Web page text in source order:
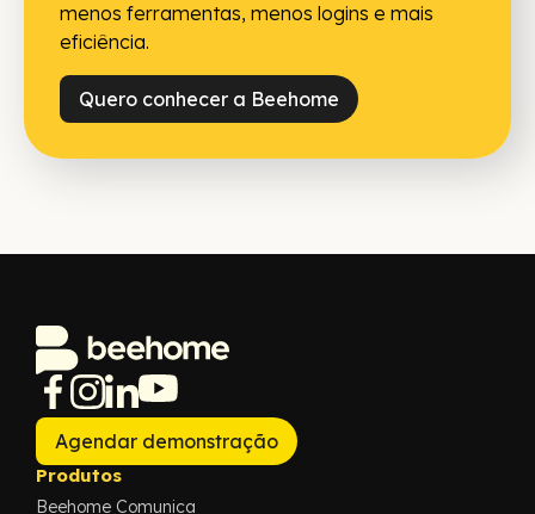
menos ferramentas, menos logins e mais
eficiência.
Quero conhecer a Beehome
Agendar demonstração
Produtos
Beehome Comunica